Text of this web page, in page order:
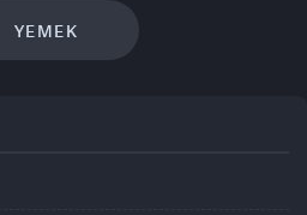
YEMEK